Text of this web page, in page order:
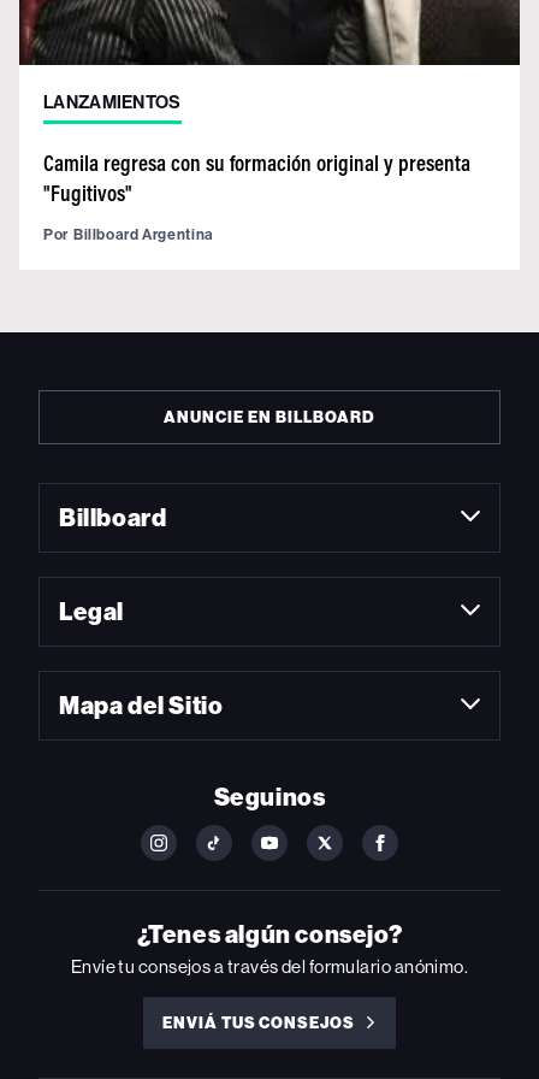
LANZAMIENTOS
Camila regresa con su formación original y presenta
"Fugitivos"
Por Billboard Argentina
ANUNCIE EN BILLBOARD
Billboard
Legal
Mapa del Sitio
Seguinos
FOLLOW
ON
INSTAGRAM
FOLLOW
ON
YOUTUBE
FOLLOW
ON
YOUTUBE
FOLLOW
ON
FOLLOW
ON
FACEBOOK
¿Tenes algún consejo?
Envíe tu consejos a través del formulario anónimo.
ENVIÁ TUS CONSEJOS
ENVIÁ